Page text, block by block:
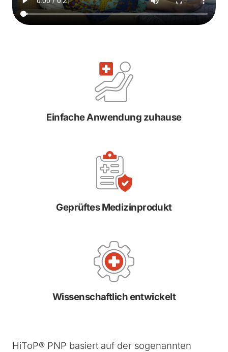
Einfache Anwendung zuhause
Geprüftes Medizinprodukt
Wissenschaftlich entwickelt
HiToP® PNP basiert auf der sogenannten